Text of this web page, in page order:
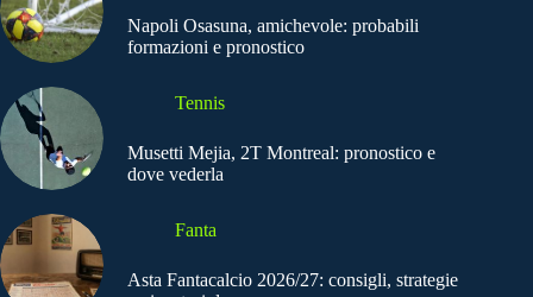
Napoli Osasuna, amichevole: probabili
formazioni e pronostico
Tennis
Musetti Mejia, 2T Montreal: pronostico e
dove vederla
Fanta
Asta Fantacalcio 2026/27: consigli, strategie